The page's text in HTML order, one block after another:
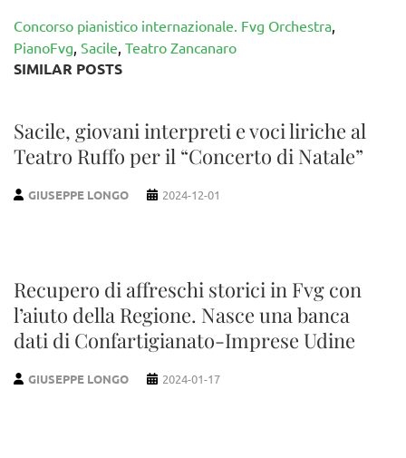
Concorso pianistico internazionale. Fvg Orchestra
PianoFvg Sacile Teatro Zancanaro
SIMILAR POSTS
Sacile, giovani interpreti e voci liriche al
Teatro Ruffo per il “Concerto di Natale”
GIUSEPPE LONGO 2024-12-01
Recupero di affreschi storici in Fvg con
l’aiuto della Regione. Nasce una banca
dati di Confartigianato-Imprese Udine
GIUSEPPE LONGO 2024-01-17